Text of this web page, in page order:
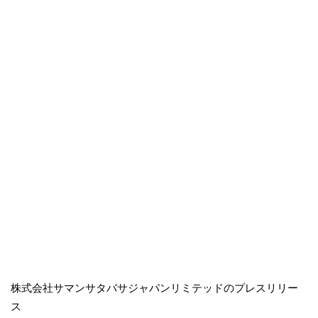
株式会社サマンサタバサジャパンリミテッドのプレスリリー
ス